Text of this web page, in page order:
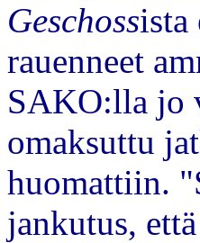
Geschossista
rauenneet
SAKO:lla jo
omaksuttu
huomattiin.
jankutus,